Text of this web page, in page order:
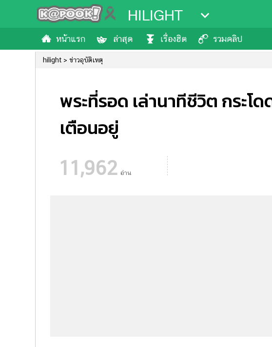
HILIGHT
หน้าแรก ล่าสุด เรื่องฮิต รวมคลิป
hilight ข่าวอุบัติเหตุ
พระที่รอด เล่านาทีชีวิต กระ
เตือนอยู่
11,962 อ่าน